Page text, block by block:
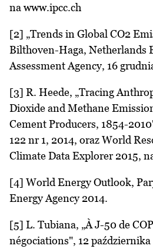
na www.ipcc.ch
[2] „Trends in Global CO2
Bilthoven-Haga, Netherlands
Assessment Agency, 16
[3] R. Heede, „Tracing
Dioxide and Methane
Cement Producers, 1854-
122 nr 1, 2014, oraz World
Climate Data Explorer 2015,
[4] World Energy Outlook,
Energy Agency 2014.
[5] L. Tubiana, „À J-50 de
négociations", 12 października